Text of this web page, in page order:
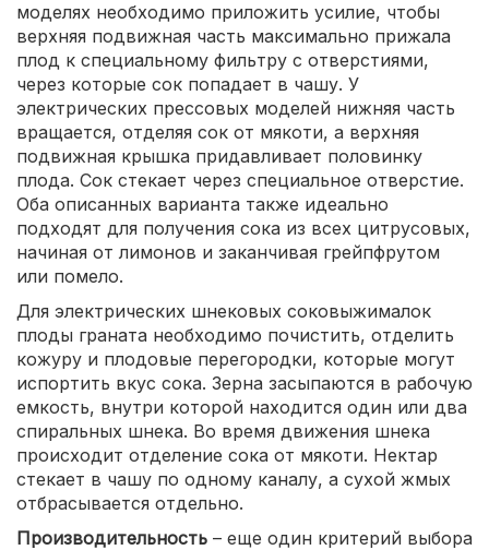
моделях необходимо приложить усилие, чтобы
верхняя подвижная часть максимально прижала
плод к специальному фильтру с отверстиями,
через которые сок попадает в чашу. У
электрических прессовых моделей нижняя часть
вращается, отделяя сок от мякоти, а верхняя
подвижная крышка придавливает половинку
плода. Сок стекает через специальное отверстие.
Оба описанных варианта также идеально
подходят для получения сока из всех цитрусовых,
начиная от лимонов и заканчивая грейпфрутом
или помело.
Для электрических шнековых соковыжималок
плоды граната необходимо почистить, отделить
кожуру и плодовые перегородки, которые могут
испортить вкус сока. Зерна засыпаются в рабочую
емкость, внутри которой находится один или два
спиральных шнека. Во время движения шнека
происходит отделение сока от мякоти. Нектар
стекает в чашу по одному каналу, а сухой жмых
отбрасывается отдельно.
Производительность – еще один критерий выбора